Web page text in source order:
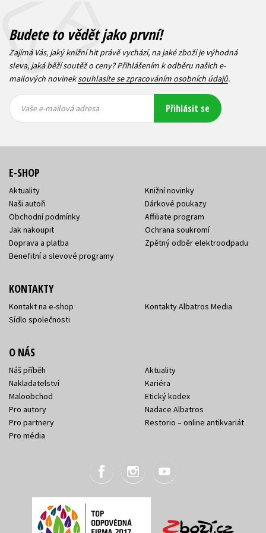
Budete to vědět jako první!
Zajímá Vás, jaký knižní hit právě vychází, na jaké zboží je výhodná
sleva, jaká běží soutěž o ceny? Přihlášením k odběru našich e-
mailových novineksouhlasíte se zpracováním osobních údajů.
mailová
mailová
Vaše e-mailová adresa Přihlásit se
E-SHOP
Aktuality
Naši autoři
Obchodní podmínky
Jak nakoupit
Doprava a platba
Benefitní a slevové programy
Knižní novinky
Dárkové poukazy
Affiliate program
Ochrana soukromí
Zpětný odběr elektroodpadu
KONTAKTY
Kontakt na e-shop
Sídlo společnosti
Kontakty Albatros Media
O NÁS
Náš příběh
Nakladatelství
Maloobchod
Pro autory
Pro partnery
Pro média
Aktuality
Kariéra
Etický kodex
Nadace Albatros
Restorio – online antikvariát